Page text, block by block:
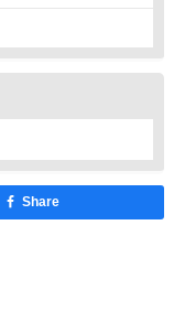
Share